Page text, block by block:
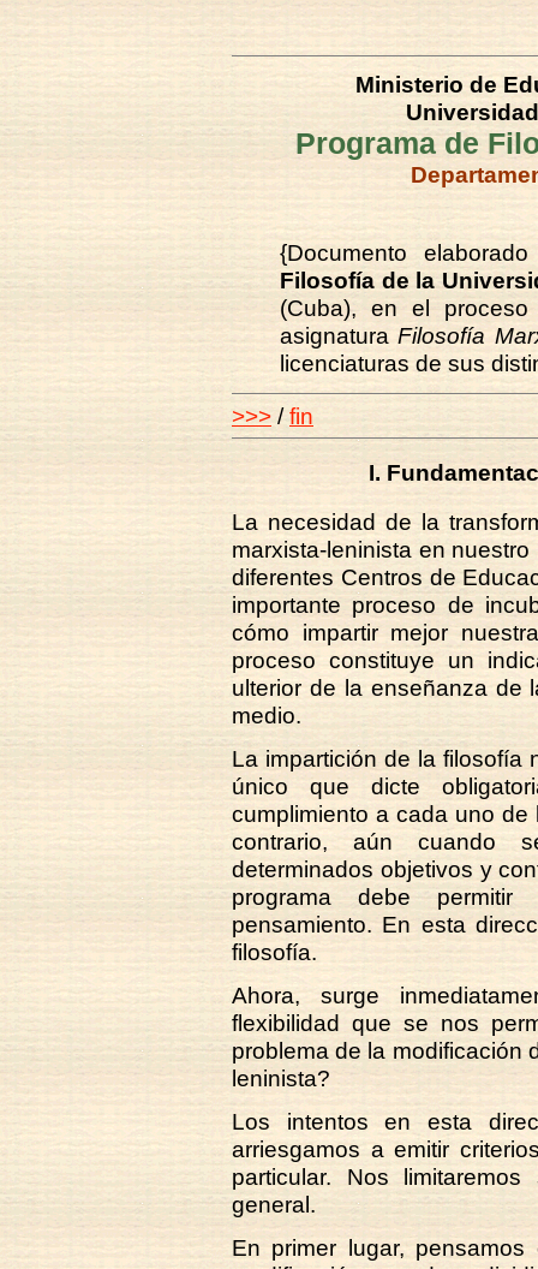
Ministerio de
Programa de
{Documento
Filosofía de la
(Cuba), en el
asignaturaFilosofía
licenciaturas de sus
>>> /fin
I.
La necesidad de la
marxista-leninista en
diferentes Centros de
importante proceso de
cómo impartir mejor
proceso constituye un
ulterior de la enseñanza de
medio.
La impartición de la filosofía
único que dicte
cumplimiento a cada uno
contrario, aún cuando
determinados objetivos y
programa debe
pensamiento. En esta
filosofía.
Ahora, surge
flexibilidad que se nos
problema de la modificación
leninista?
Los intentos en esta
arriesgamos a emitir
particular. Nos
general.
En primer lugar,